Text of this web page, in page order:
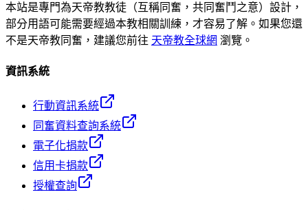
本站是專門為天帝教教徒（互稱同奮，共同奮鬥之意）設計，
部分用語可能需要經過本教相關訓練，才容易了解。如果您還
不是天帝教同奮，建議您前往 天帝教全球網 瀏覽。
資訊系統
行動資訊系統
同奮資料查詢系統
電子化捐款
信用卡捐款
授權查詢